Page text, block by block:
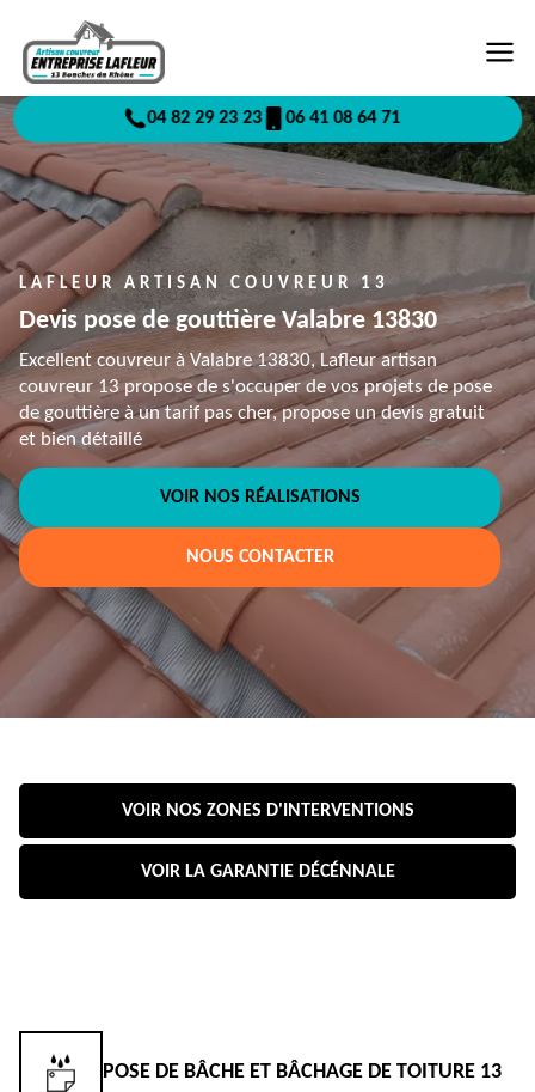
04 82 29 23 23 06 41 08 64 71
LAFLEUR ARTISAN COUVREUR 13
Devis pose de gouttière Valabre 13830
Excellent couvreur à Valabre 13830, Lafleur artisan
couvreur 13 propose de s'occuper de vos projets de pose
de gouttière à un tarif pas cher, propose un devis gratuit
et bien détaillé
VOIR NOS RÉALISATIONS
NOUS CONTACTER
VOIR NOS ZONES D'INTERVENTIONS
VOIR LA GARANTIE DÉCÉNNALE
POSE DE BÂCHE ET BÂCHAGE DE TOITURE 13